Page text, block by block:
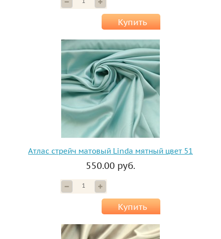
Купить
Атлас стрейч матовый Linda мятный цвет 51
550.00 руб.
Купить